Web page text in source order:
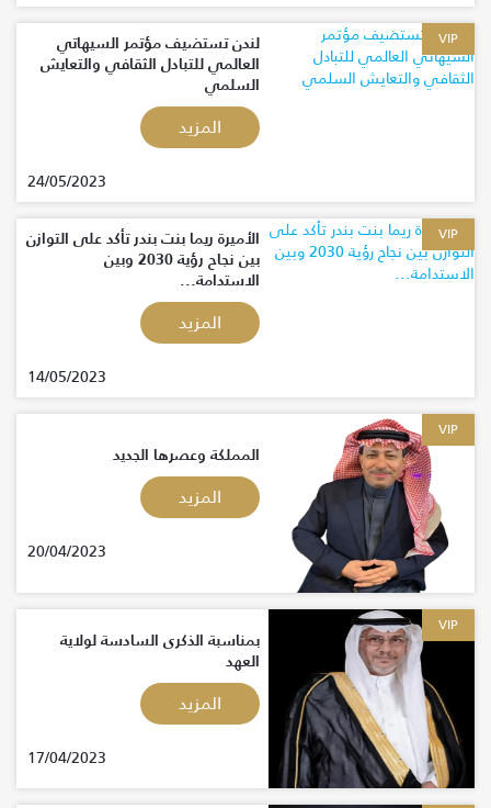
VIP لندن تستضيف مؤتمر السيهاتي
العالمي للتبادل الثقافي والتعايش
السلمي
المزيد
24/05/2023
VIP الأميرة ريما بنت بندر تأكد على التوازن
بين نجاح رؤية 2030 وبين
الاستدامة...
المزيد
14/05/2023
VIP
المملكة وعصرها الجديد
المزيد
20/04/2023
VIP
بمناسبة الذكرى السادسة لولاية
العهد
المزيد
17/04/2023